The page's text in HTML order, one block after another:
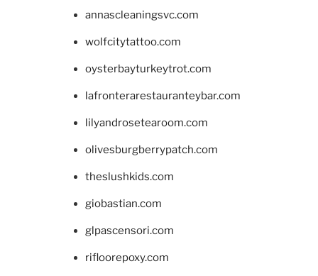
annascleaningsvc.com
wolfcitytattoo.com
oysterbayturkeytrot.com
lafronterarestauranteybar.com
lilyandrosetearoom.com
olivesburgberrypatch.com
theslushkids.com
giobastian.com
glpascensori.com
rifloorepoxy.com